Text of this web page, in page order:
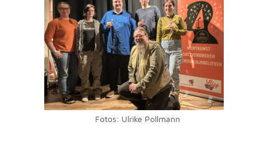
Fotos: Ulrike Pollmann